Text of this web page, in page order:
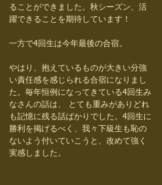
ることができました。秋シーズン、活
躍できることを期待しています！
一方で4回生は今年最後の合宿。
やはり、抱えているものが大きい分強
い責任感を感じられる合宿になりまし
た。毎年恒例になってきている4回生み
なさんの話は、 とても重みがありどれ
も記憶に残る話ばかりでした。4回生に
勝利を掲げるべく、我々下級生も恥の
ないよう付いていこうと、改めて強く
実感しました。